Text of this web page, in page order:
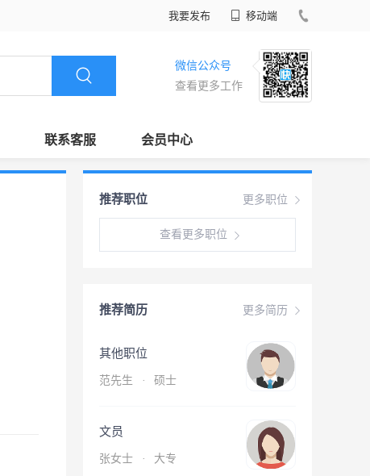
我要发布 移动端
微信公众号
查看更多工作
联系客服 会员中心
更多职位
推荐职位
查看更多职位
更多简历
推荐简历
其他职位
范先生 · 硕士
文员
张女士 · 大专